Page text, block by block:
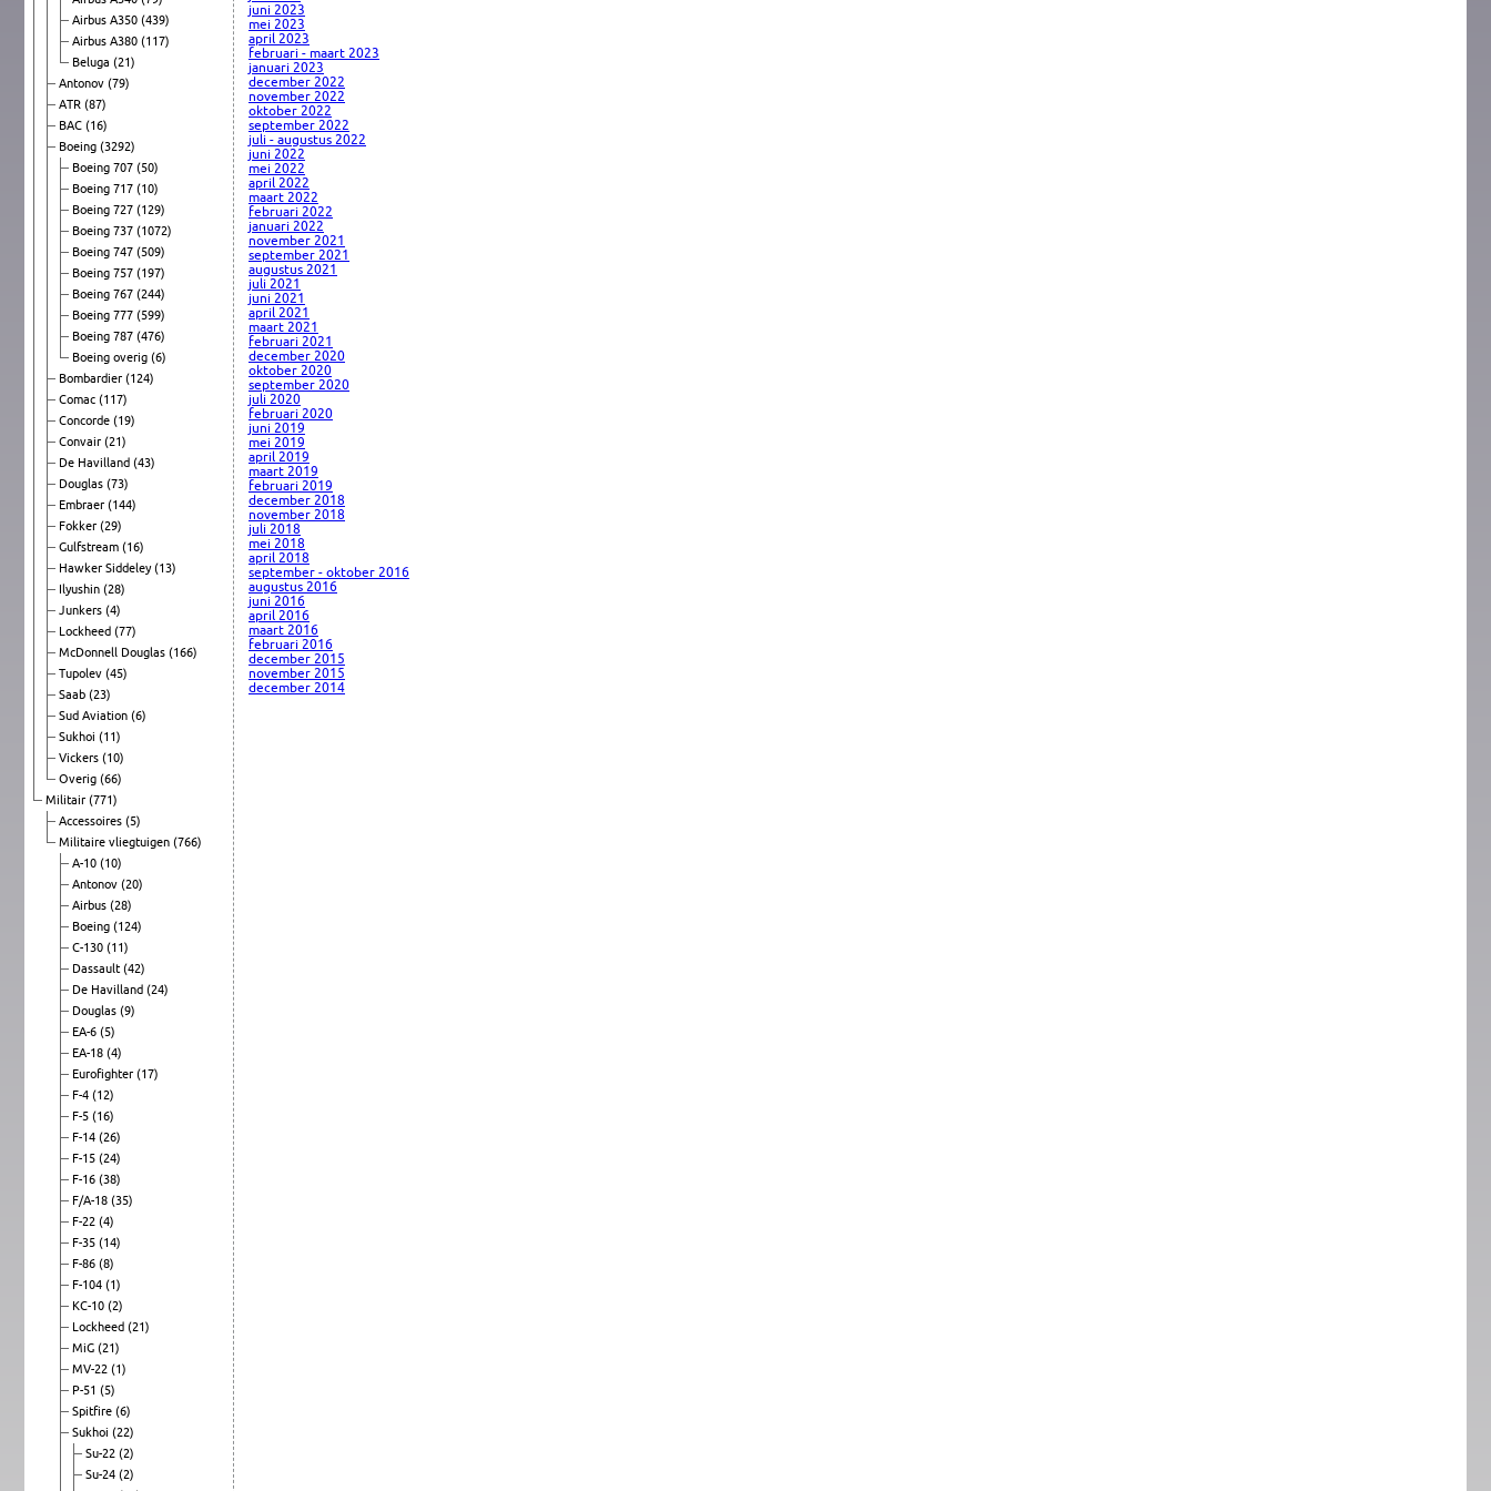
Airbus A350 (439)
Airbus A380 (117)
Beluga (21)
Antonov (79)
ATR (87)
BAC (16)
Boeing (3292)
Boeing 707 (50)
Boeing 717 (10)
Boeing 727 (129)
Boeing 737 (1072)
Boeing 747 (509)
Boeing 757 (197)
Boeing 767 (244)
Boeing 777 (599)
Boeing 787 (476)
Boeing overig (6)
Bombardier (124)
Comac (117)
Concorde (19)
Convair (21)
De Havilland (43)
Douglas (73)
Embraer (144)
Fokker (29)
Gulfstream (16)
Hawker Siddeley(13)
Ilyushin (28)
Junkers (4)
Lockheed (77)
McDonnell Douglas (166)
Tupolev (45)
Saab (23)
Sud Aviation (6)
Sukhoi (11)
Vickers (10)
Overig (66)
Militair (771)
Accessoires (5)
Militaire vliegtuigen (766)
A-10 (10)
Antonov (20)
Airbus (28)
Boeing (124)
C-130 (11)
Dassault (42)
De Havilland (24)
Douglas (9)
EA-6 (5)
EA-18 (4)
Eurofighter (17)
F-4 (12)
F-5 (16)
F-14 (26)
F-15 (24)
F-16 (38)
F/A-18 (35)
F-22 (4)
F-35 (14)
F-86 (8)
F-104 (1)
KC-10 (2)
Lockheed (21)
MiG (21)
MV-22 (1)
P-51 (5)
Spitfire (6)
Sukhoi (22)
Su-22 (2)
Su-24 (2)
juni 2023
mei 2023
april 2023
februari - maart 2023
januari 2023
december 2022
november 2022
oktober 2022
september 2022
juli - augustus 2022
juni 2022
mei 2022
april 2022
maart 2022
februari 2022
januari 2022
november 2021
september 2021
augustus 2021
juli 2021
juni 2021
april 2021
maart 2021
februari 2021
december 2020
oktober 2020
september 2020
juli 2020
februari 2020
juni 2019
mei 2019
april 2019
maart 2019
februari 2019
december 2018
november 2018
juli 2018
mei 2018
april 2018
september - oktober 2016
augustus 2016
juni 2016
april 2016
maart 2016
februari 2016
december 2015
november 2015
december 2014